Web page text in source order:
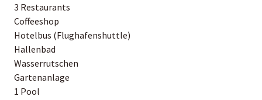
3 Restaurants
Coffeeshop
Hotelbus (Flughafenshuttle)
Hallenbad
Wasserrutschen
Gartenanlage
1 Pool